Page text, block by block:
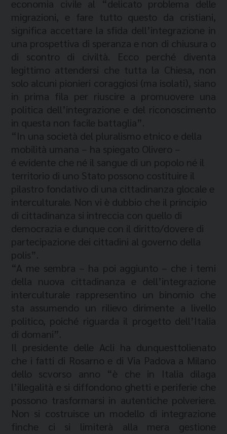
economia civile al “delicato problema delle
migrazioni, e fare tutto questo da cristiani,
significa accettare la sfida dell’integrazione in
una prospettiva di speranza e non di chiusura o
di scontro di civiltà. Ecco perché diventa
legittimo attendersi che tutta la Chiesa, non
solo alcuni pionieri coraggiosi (ma isolati), siano
in prima fila per riuscire a promuovere una
politica dell’integrazione e del riconoscimento
in questa non facile battaglia”.
“In una società del pluralismo etnico e della
mobilità umana – ha spiegato Olivero –
é evidente che né il sangue di un popolo né il
territorio di uno Stato possono costituire il
pilastro fondativo di una cittadinanza glocale e
interculturale. Non vi è dubbio che il principio
di cittadinanza si intreccia con quello di
democrazia e dunque con il diritto/dovere di
partecipazione dei cittadini al governo della
polis”.
“A me sembra – ha poi aggiunto – che i temi
della nuova cittadinanza e dell’integrazione
interculturale rappresentino un binomio che
sta assumendo un rilievo dirimente a livello
politico, poiché riguarda il progetto dell’Italia
di domani”.
Il presidente delle Acli ha dunquesttolienato
che i fatti di Rosarno e di Via Padova a Milano
dello scvorso anno “è che in Italia dilaga
l’illegalità e si diffondono ghetti e periferie che
possono trasformarsi in autentiche polveriere.
Non si costruisce un modello di integrazione
finche ci si limiterà alla mera gestione